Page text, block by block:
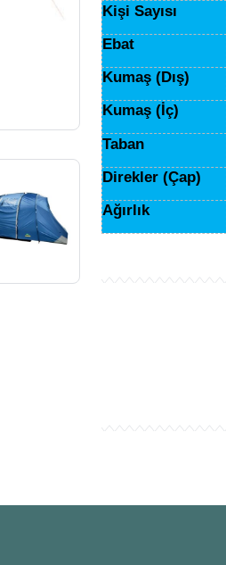
Kişi Sayısı
Ebat
Kumaş (Dış)
Kumaş (İç)
Taban
Direkler (Çap)
Ağırlık